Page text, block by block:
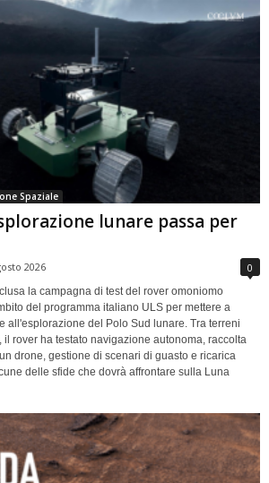
Spaziale
lunare passa per
2026 0
la campagna di test del rover omoniomo
del programma italiano ULS per mettere a
all'esplorazione del Polo Sud lunare. Tra terreni
rover ha testato navigazione autonoma, raccolta
drone, gestione di scenari di guasto e ricarica
delle sfide che dovrà affrontare sulla Luna